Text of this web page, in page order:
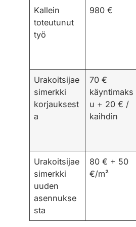
Kallein
toteutunut
työ
980 €
Urakoitsijae
simerkki
korjauksest
a
70 €
käyntimaks
u + 20 € /
kaihdin
Urakoitsijae
simerkki
uuden
asennukse
sta
80 € + 50
€/m²